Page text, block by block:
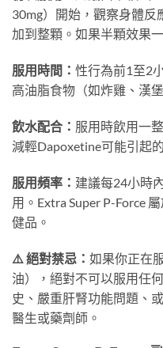
30mg）開始，觀察身體
加到整顆。如果半顆效果
服用時間： 性行為前1至2
高油脂食物（如炸雞、漢
飲水配合： 服用時飲用一
減輕Dapoxetine可能引起
服用頻率： 建議每24小時
用。Extra Super P-Force
健品。
⚠️ 絕對禁忌： 如果你正在
油），絕對不可以服用任
史、嚴重肝腎功能問題、
醫生或藥劑師。